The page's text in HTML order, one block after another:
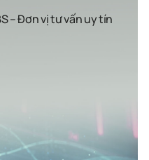
– Đơn vị tư vấn uy tín